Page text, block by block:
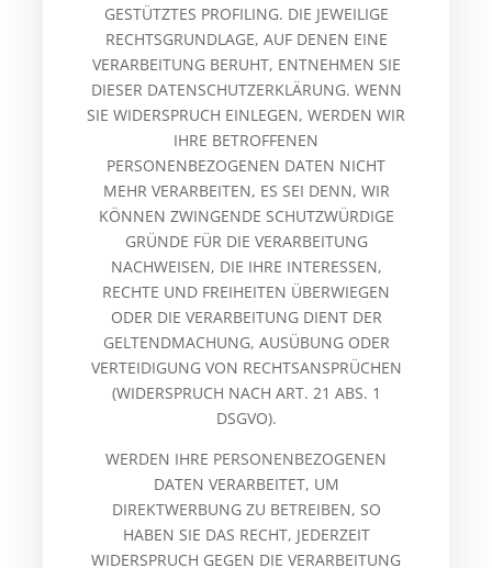
GESTÜTZTES PROFILING. DIE JEWEILIGE
RECHTSGRUNDLAGE, AUF DENEN EINE
VERARBEITUNG BERUHT, ENTNEHMEN SIE
DIESER DATENSCHUTZERKLÄRUNG. WENN
SIE WIDERSPRUCH EINLEGEN, WERDEN WIR
IHRE BETROFFENEN
PERSONENBEZOGENEN DATEN NICHT
MEHR VERARBEITEN, ES SEI DENN, WIR
KÖNNEN ZWINGENDE SCHUTZWÜRDIGE
GRÜNDE FÜR DIE VERARBEITUNG
NACHWEISEN, DIE IHRE INTERESSEN,
RECHTE UND FREIHEITEN ÜBERWIEGEN
ODER DIE VERARBEITUNG DIENT DER
GELTENDMACHUNG, AUSÜBUNG ODER
VERTEIDIGUNG VON RECHTSANSPRÜCHEN
(WIDERSPRUCH NACH ART. 21 ABS. 1
DSGVO).
WERDEN IHRE PERSONENBEZOGENEN
DATEN VERARBEITET, UM
DIREKTWERBUNG ZU BETREIBEN, SO
HABEN SIE DAS RECHT, JEDERZEIT
WIDERSPRUCH GEGEN DIE VERARBEITUNG